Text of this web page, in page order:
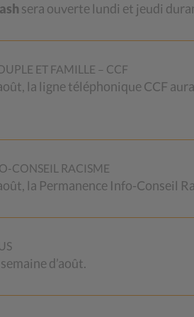
familiales (021 560 60 70).
et d’appui psycho-social pour
besoin plus largement d’une
de confinement. Les horaires
(0840 43 21 00).
par la Fraternité aux
et de la Fraternité sont
horaires sur des lignes
e-s en charge de ces
sera ouverte lundi et jeudi
ET FAMILLE – CCF
la ligne téléphonique CCF
CONSEIL RACISME
la Permanence Info-Conseil
d’août.